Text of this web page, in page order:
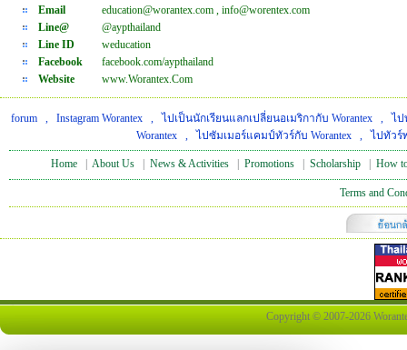
Email
education@worantex.com , info@worentex.com
Line@
@aypthailand
Line ID
weducation
Facebook
facebook.com/aypthailand
Website
www.Worantex.Com
forum , Instagram Worantex , ไปเป็นนักเรียนแลกเปลี่ยนอเมริกากับ Worantex , ไป
Worantex, ไปซัมเมอร์แคมป์ทัวร์กับ Worantex, ไปทัวร์
Home About Us News & Activities Promotions Scholarship How
Terms and
Copyright © 2007-2026